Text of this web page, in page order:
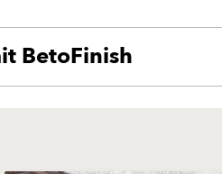
BetoFinish